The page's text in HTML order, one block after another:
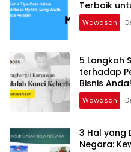
Terbaik
Wawasan
5 Langkah
terhadap
Bisnis Anda!
Wawasan
3 Hal yang
Negara: